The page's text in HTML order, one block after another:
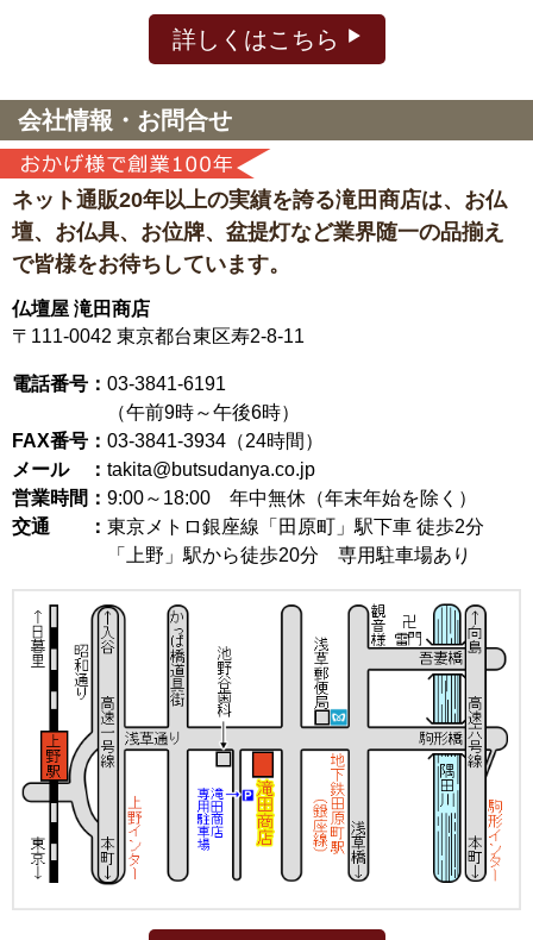
詳しくはこちら
会社情報・お問合せ
ネット通販20年以上の実績を誇る滝田商店は、 お仏
壇、お仏具、お位牌、盆提灯など業界随一の品揃え
で皆様をお待ちしています。
仏壇屋 滝田商店
〒111-0042 東京都台東区寿2-8-11
電話番号： 03-3841-6191
（午前9時～午後6時）
FAX番号： 03-3841-3934（24時間）
メール ： takita@butsudanya.co.jp
営業時間： 9:00～18:00 年中無休（年末年始を除く）
交通 ： 東京メトロ銀座線「田原町」駅下車 徒歩2分
「上野」駅から徒歩20分 専用駐車場あり